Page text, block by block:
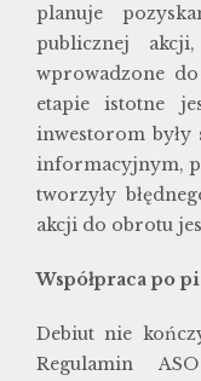
planuje
publicznej
wprowadzone
etapie istotne
inwestorom były
informacyjnym,
tworzyły
akcji do obrotu
Współpraca po
Debiut nie
Regulamin